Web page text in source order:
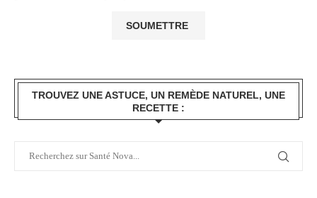
TROUVEZ UNE ASTUCE, UN REMÈDE NATUREL, UNE
RECETTE :